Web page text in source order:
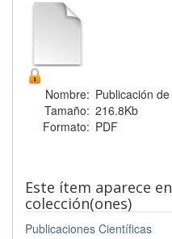
Nombre: Publicación de
Tamaño: 216.8Kb
Formato: PDF
Este ítem aparece
colección(ones)
Publicaciones Científicas